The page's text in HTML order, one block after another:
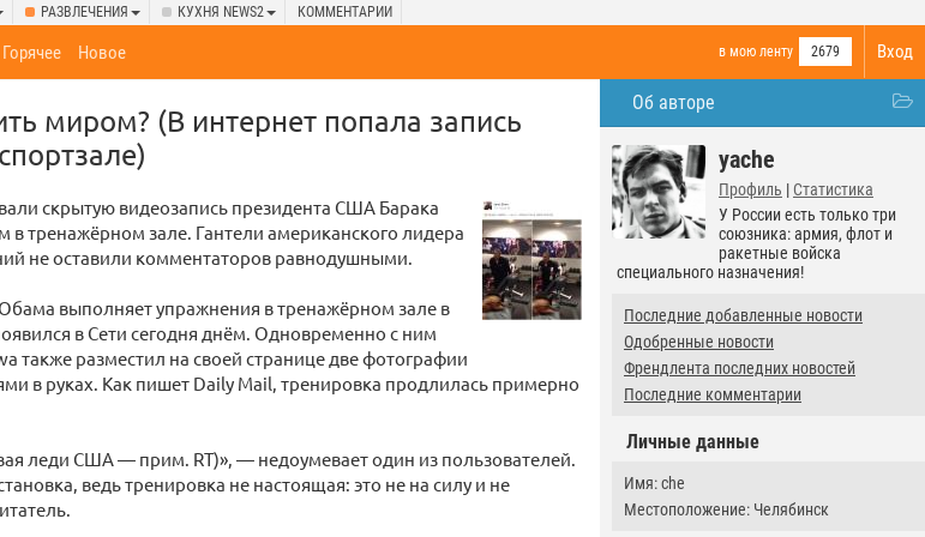
РАЗВЛЕЧЕНИЯ КУХНЯ NEWS2 КОММЕНТАРИИ
Вход
в мою ленту 2679
Горячее Новое
Об авторе
yache
Профиль | Статистика
У России есть только три
союзника: армия, флот и
ракетные войска
специального назначения!
Последние добавленные новости
Одобренные новости
Френдлента последних новостей
Последние комментарии
Личные данные
Имя: che
Местоположение: Челябинск
миром? (В интернет попала запись
скрытую видеозапись президента США Барака
тренажёрном зале. Гантели американского лидера
не оставили комментаторов равнодушными.
выполняет упражнения в тренажёрном зале в
в Сети сегодня днём. Одновременно с ним
также разместил на своей странице две фотографии
в руках. Как пишет Daily Mail, тренировка продлилась примерно
леди США — прим. RT)», — недоумевает один из пользователей.
ведь тренировка не настоящая: это не на силу и не